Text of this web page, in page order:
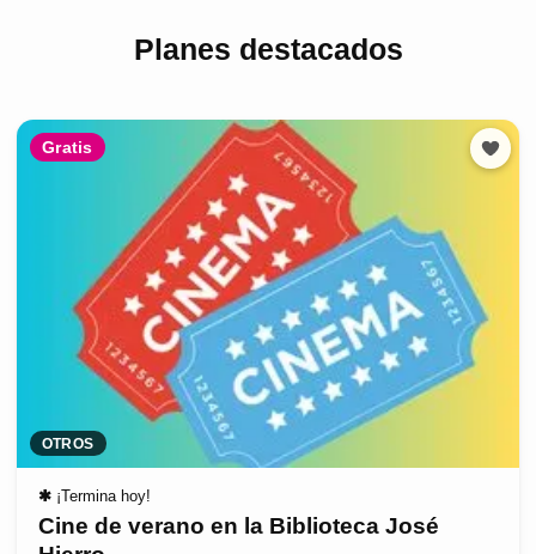
Planes destacados
Gratis
OTROS
✱ ¡Termina hoy!
Cine de verano en la Biblioteca José